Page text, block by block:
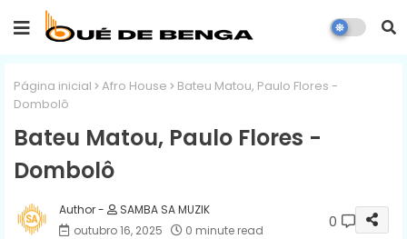
Página inicial Afro House
Bateu Matou, Paulo Flores -
Dombolô
Bateu Matou, Paulo Flores -
Dombolô
SAMBA SA MUZIK
outubro 16, 2025
0 minute read 0